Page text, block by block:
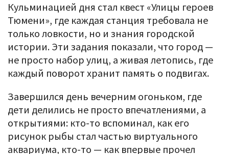
Кульминацией дня стал квест «Улицы героев
Тюмени», где каждая станция требовала не
только ловкости, но и знания городской
истории. Эти задания показали, что город —
не просто набор улиц, а живая летопись, где
каждый поворот хранит память о подвигах.
Завершился день вечерним огоньком, где
дети делились не просто впечатлениями, а
открытиями: кто-то вспоминал, как его
рисунок рыбы стал частью виртуального
аквариума, кто-то — как впервые прочел